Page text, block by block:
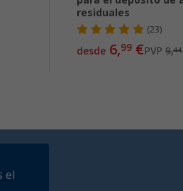
residuales
(23)
desde6,99€PVP 9,44
el